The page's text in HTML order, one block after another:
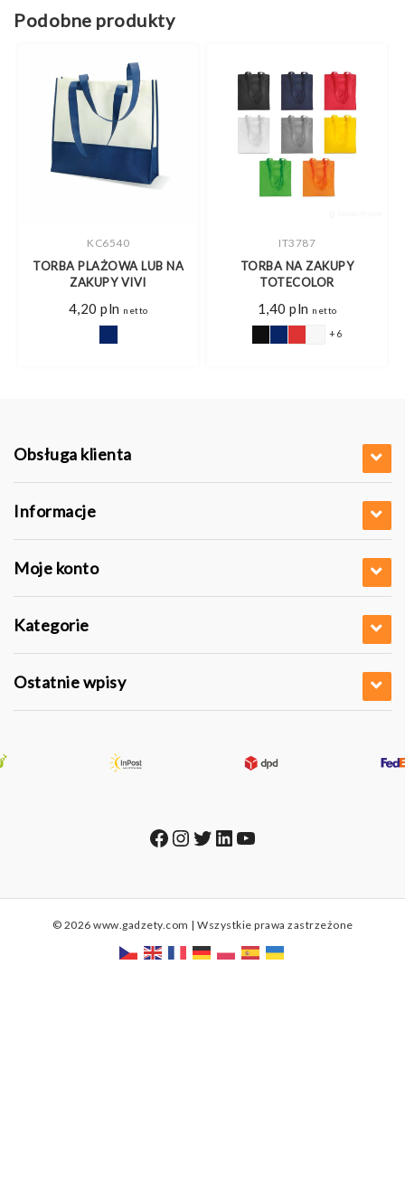
Podobne produkty
KC6540
TORBA PLAŻOWA LUB NA
ZAKUPY VIVI
4,20 pln netto
IT3787
TORBA NA ZAKUPY
TOTECOLOR
1,40 pln netto
+6
Obsługa klienta
Informacje
Moje konto
Kategorie
Ostatnie wpisy
Facebook
Instagram
Twitter
LinkedIn
YouTube
© 2026 www.gadzety.com | Wszystkie prawa zastrzeżone